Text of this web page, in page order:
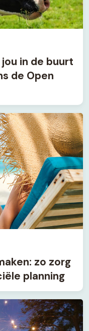
in de buurt
de Open
zo zorg
planning